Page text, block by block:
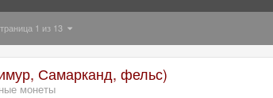
1 из 13
Самарканд, фельс)
монеты